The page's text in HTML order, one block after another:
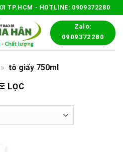
TP.HCM - HOTLINE: 0909372280
Zalo:
0909372280
» tô giấy 750ml
LỌC